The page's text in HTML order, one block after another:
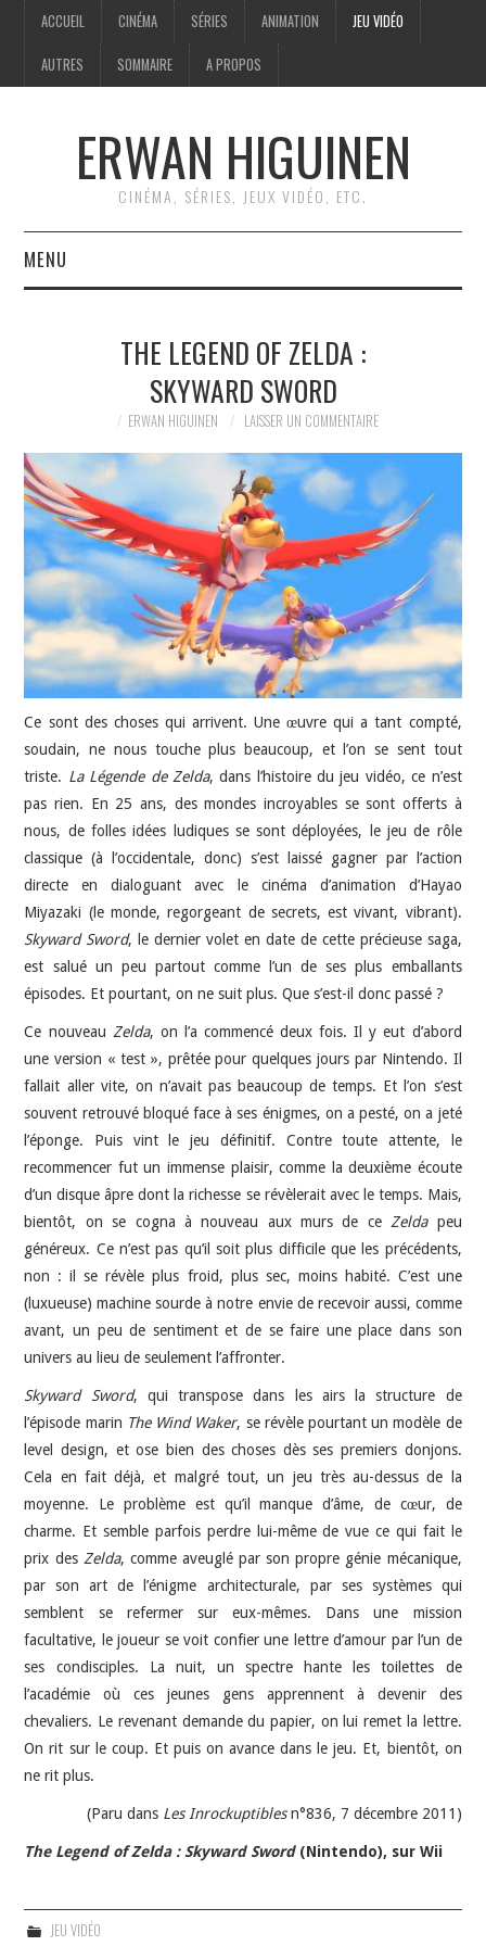
ACCUEIL CINÉMA SÉRIES ANIMATION JEU VIDÉO
AUTRES SOMMAIRE A PROPOS
ERWAN HIGUINEN
CINÉMA, SÉRIES, JEUX VIDÉO, ETC.
MENU
ANIMATION
JEU VIDÉO
AUTRES
SOMMAIRE
A PROPOS
THE LEGEND OF ZELDA :
SKYWARD SWORD
ERWAN HIGUINEN LAISSER UN COMMENTAIRE
Ce sont des choses qui arrivent. Une œuvre qui a tant compté,
soudain, ne nous touche plus beaucoup, et l’on se sent tout
triste. La Légende de Zelda, dans l’histoire du jeu vidéo, ce n’est
pas rien. En 25 ans, des mondes incroyables se sont offerts à
nous, de folles idées ludiques se sont déployées, le jeu de rôle
classique (à l’occidentale, donc) s’est laissé gagner par l’action
directe en dialoguant avec le cinéma d’animation d’Hayao
Miyazaki (le monde, regorgeant de secrets, est vivant, vibrant).
Skyward Sword, le dernier volet en date de cette précieuse saga,
est salué un peu partout comme l’un de ses plus emballants
épisodes. Et pourtant, on ne suit plus. Que s’est-il donc passé ?
Ce nouveau Zelda, on l’a commencé deux fois. Il y eut d’abord
une version « test », prêtée pour quelques jours par Nintendo. Il
fallait aller vite, on n’avait pas beaucoup de temps. Et l’on s’est
souvent retrouvé bloqué face à ses énigmes, on a pesté, on a jeté
l’éponge. Puis vint le jeu définitif. Contre toute attente, le
recommencer fut un immense plaisir, comme la deuxième écoute
d’un disque âpre dont la richesse se révèlerait avec le temps. Mais,
bientôt, on se cogna à nouveau aux murs de ce Zeldapeu
généreux. Ce n’est pas qu’il soit plus difficile que les précédents,
non : il se révèle plus froid, plus sec, moins habité. C’est une
(luxueuse) machine sourde à notre envie de recevoir aussi, comme
avant, un peu de sentiment et de se faire une place dans son
univers au lieu de seulement l’affronter.
Skyward Sword, qui transpose dans les airs la structure de
l’épisode marin The Wind Waker, se révèle pourtant un modèle de
level design, et ose bien des choses dès ses premiers donjons.
Cela en fait déjà, et malgré tout, un jeu très au-dessus de la
moyenne. Le problème est qu’il manque d’âme, de cœur, de
charme. Et semble parfois perdre lui-même de vue ce qui fait le
prix des Zelda, comme aveuglé par son propre génie mécanique,
par son art de l’énigme architecturale, par ses systèmes qui
semblent se refermer sur eux-mêmes. Dans une mission
facultative, le joueur se voit confier une lettre d’amour par l’un de
ses condisciples. La nuit, un spectre hante les toilettes de
l’académie où ces jeunes gens apprennent à devenir des
chevaliers. Le revenant demande du papier, on lui remet la lettre.
On rit sur le coup. Et puis on avance dans le jeu. Et, bientôt, on
ne rit plus.
(Paru dans Les Inrockuptiblesn°836, 7 décembre 2011)
The Legend of Zelda : Skyward Sword(Nintendo), sur Wii
JEU VIDÉO